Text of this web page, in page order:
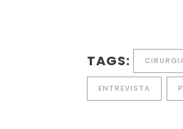
TAGS:
ENTREVISTA